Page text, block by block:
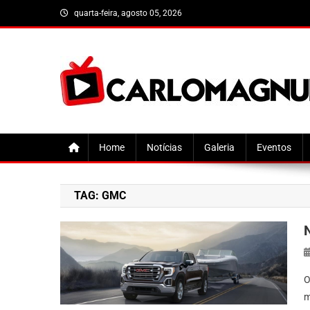
to
quarta-feira, agosto 05, 2026
Home Notícias Galeria Eventos
TAG: GMC